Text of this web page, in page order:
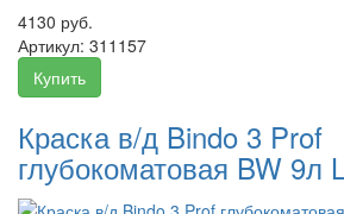
4130 руб.
Артикул: 311157
Купить
Краска в/д Bindo 3 Prof
глубокоматовая BW 9л